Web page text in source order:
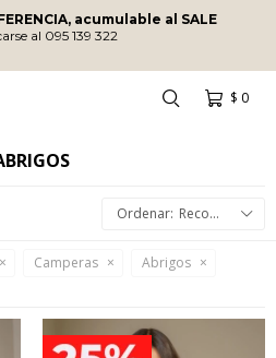
acumulable al SALE
al 095 139 322
$ 0
Recomendados
Camperas
Abrigos